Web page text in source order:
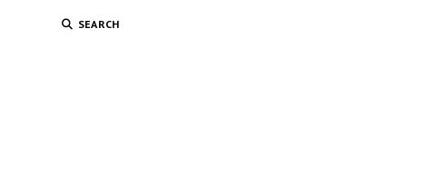
SEARCH